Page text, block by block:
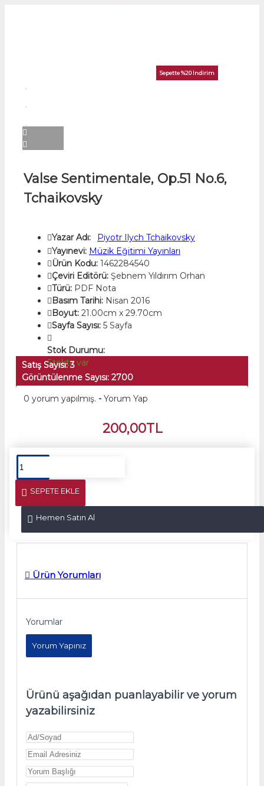
Sepette %20 İndirim
Valse Sentimentale, Op.51 No.6,
Tchaikovsky
Yazar Adı:
Piyotr Ilych Tchaikovsky
Yayınevi: Müzik Eğitimi Yayınları
Ürün Kodu: 1462284540
Çeviri Editörü: Şebnem Yıldırım Orhan
Türü: PDF Nota
Basım Tarihi: Nisan 2016
Boyut: 21.00cm x 29.70cm
Sayfa Sayısı: 5 Sayfa
Stok Durumu:
Stokta var
Satış Sayısı: 3
Görüntülenme Sayısı: 2700
0 yorum yapılmış. - Yorum Yap
200,00TL
SEPETE EKLE
Hemen Satın Al
Ürün Yorumları
Yorumlar
Yorum Yapınız
Ürünü aşağıdan puanlayabilir ve yorum
yazabilirsiniz